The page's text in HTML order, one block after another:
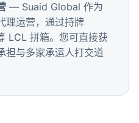
— Suaid Global 作为
理运营，通过持牌
LCL 拼箱。您可直接获
担与多家承运人打交道